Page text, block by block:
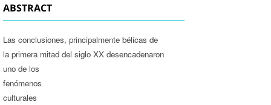
ABSTRACT
Las conclusiones, principalmente bélicas de
la primera mitad del siglo XX desencadenaron
uno de los
fenómenos
culturales